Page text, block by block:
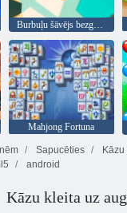
Burbuļu šāvējs bezgalīgs
Mahjong Fortuna
Sapucēties
android
Kāzu kleita uz